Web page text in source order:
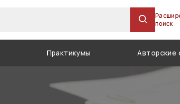
поиск
Практикумы Авторские